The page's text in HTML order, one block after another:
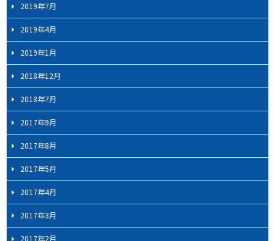
2019年7月
2019年4月
2019年1月
2018年12月
2018年7月
2017年9月
2017年8月
2017年5月
2017年4月
2017年3月
2017年2月